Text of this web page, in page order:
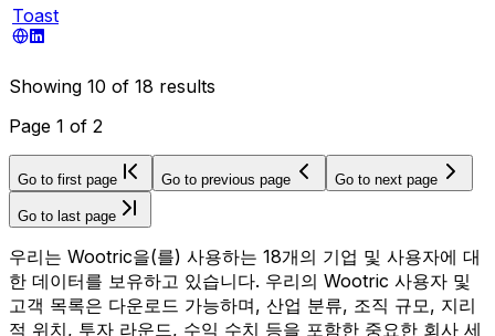
Toast
Showing 10 of 18 results
Page 1 of 2
Go to first page Go to previous page Go to next page
Go to last page
우리는 Wootric을(를) 사용하는 18개의 기업 및 사용자에 대
한 데이터를 보유하고 있습니다. 우리의 Wootric 사용자 및
고객 목록은 다운로드 가능하며, 산업 분류, 조직 규모, 지리
적 위치, 투자 라운드, 수익 수치 등을 포함한 중요한 회사 세